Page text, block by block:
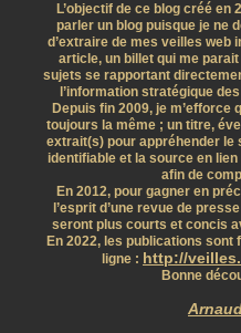
L’objectif de ce blog créé en
parler un blog puisque je ne
d’extraire de mes veilles web
article, un billet qui me
sujets se rapportant
l’information stratégique
Depuis fin 2009, je
toujours la même ; un titre,
extrait(s) pour appréhender le
identifiable et la source en
afin de
En 2012, pour gagner en
l’esprit d’une revue de
seront plus courts et concis
En 2022, les publications
ligne : http://
Bonne